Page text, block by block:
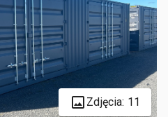
Zdjęcia: 11